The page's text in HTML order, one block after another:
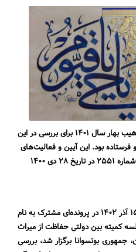
ایران پروند افطار را به همراه هنر تذهیب بهار سال ۱۴۰۱ برای بررسی در این
فرستاده بود. این آیین و فعالیت‌های
اجتماعی و فرهنگی وابسته به آن با شماره ۲۵۵۱ در تاریخ ۲۸ دی ۱۴۰۰
پرونده جشن سده روز چهارشنبه ۱۵ آذر ۱۴۰۲ در پرونده‌ای مشترک به نام
کمیته بین دولتی حفاظت از میراث
بوتسوانا برگزار شد، بررسی